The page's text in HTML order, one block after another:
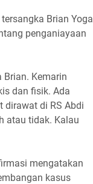
Brian Yoga
penganiayaan
Kemarin
dan fisik. Ada
dirawat di RS Abdi
atau tidak. Kalau
mengatakan
kasus